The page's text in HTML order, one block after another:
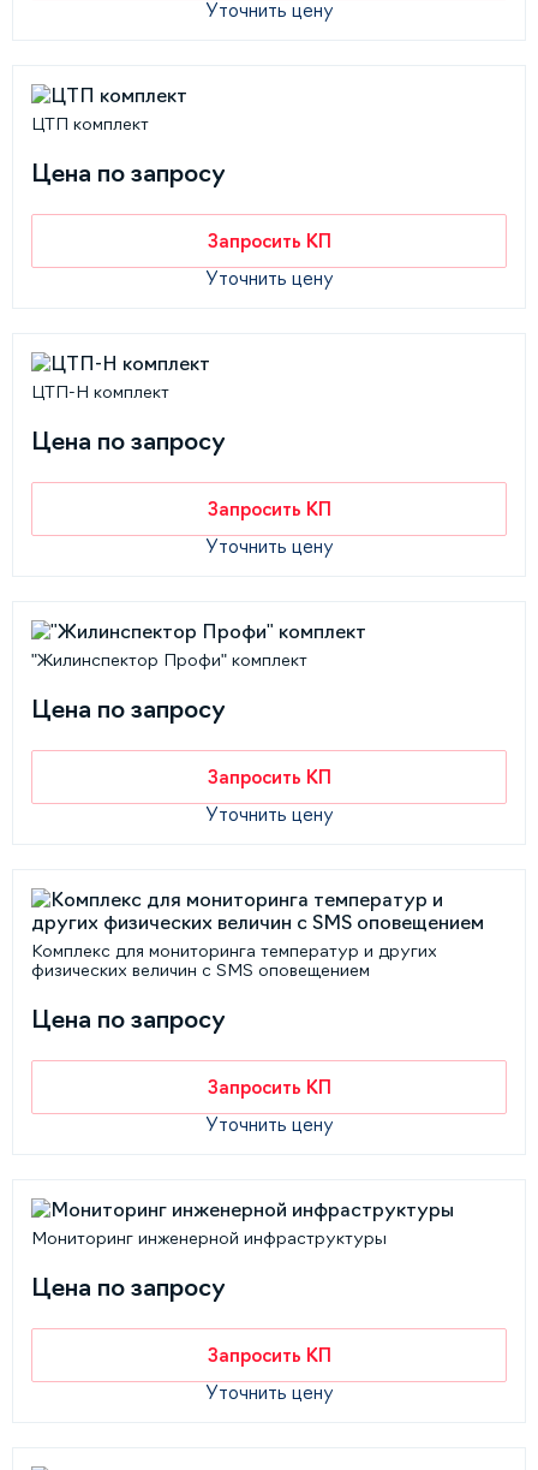
Уточнить цену
ЦТП комплект
Цена по запросу
Запросить КП
Уточнить цену
ЦТП-Н комплект
Цена по запросу
Запросить КП
Уточнить цену
"Жилинспектор Профи" комплект
Цена по запросу
Запросить КП
Уточнить цену
Комплекс для мониторинга температур и других
физических величин c SMS оповещением
Цена по запросу
Запросить КП
Уточнить цену
Мониторинг инженерной инфраструктуры
Цена по запросу
Запросить КП
Уточнить цену